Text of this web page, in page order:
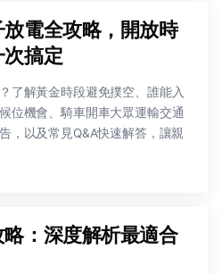
電全攻略，開放時
次搞定
了解黃金時段避免撲空、誰能入
位機會、騎車開車大眾運輸交通
，以及常見Q&A快速解答，讓親
：深度解析最適合